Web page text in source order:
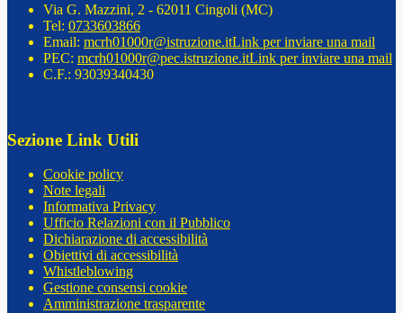
Via G. Mazzini, 2 - 62011 Cingoli (MC)
Tel: 0733603866
Email: mcrh01000r@istruzione.itLink per inviare una mail
PEC: mcrh01000r@pec.istruzione.itLink per inviare una mail
C.F.: 93039340430
Sezione Link Utili
Cookie policy
Note legali
Informativa Privacy
Ufficio Relazioni con il Pubblico
Dichiarazione di accessibilità
Obiettivi di accessibilità
Whistleblowing
Gestione consensi cookie
Amministrazione trasparente